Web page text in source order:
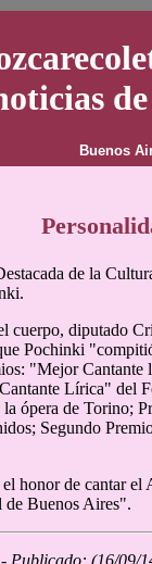
Buenos
de la
cuerpo, diputado
Pochinki
"Mejor
Lírica" del
ópera de Torino;
Segundo
honor de cantar el
de Buenos Aires".
Publicado: (16/09/